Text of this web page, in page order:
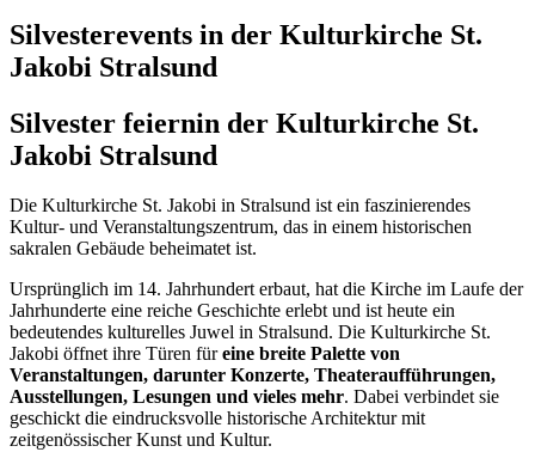
Silvesterevents in der Kulturkirche St.
Jakobi Stralsund
Silvester feiernin der Kulturkirche St.
Jakobi Stralsund
Die Kulturkirche St. Jakobi in Stralsund ist ein faszinierendes
Kultur- und Veranstaltungszentrum, das in einem historischen
sakralen Gebäude beheimatet ist.
Ursprünglich im 14. Jahrhundert erbaut, hat die Kirche im Laufe der
Jahrhunderte eine reiche Geschichte erlebt und ist heute ein
bedeutendes kulturelles Juwel in Stralsund. Die Kulturkirche St.
Jakobi öffnet ihre Türen füreine breite Palette von
Veranstaltungen, darunter Konzerte, Theateraufführungen,
Ausstellungen, Lesungen und vieles mehr. Dabei verbindet sie
geschickt die eindrucksvolle historische Architektur mit
zeitgenössischer Kunst und Kultur.